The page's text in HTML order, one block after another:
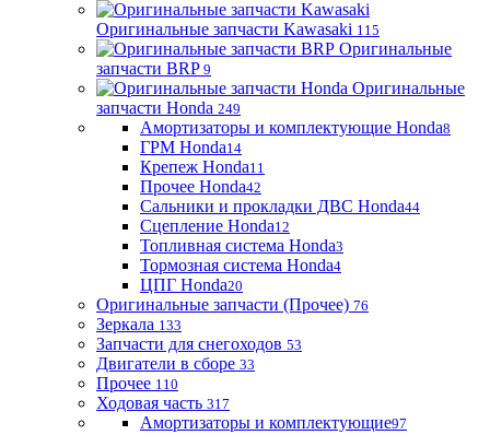
Оригинальные запчасти Kawasaki 115
Оригинальные
запчасти BRP 9
Оригинальные
запчасти Honda 249
Амортизаторы и комплектующие Honda8
ГРМ Honda14
Крепеж Honda11
Прочее Honda42
Сальники и прокладки ДВС Honda44
Сцепление Honda12
Топливная система Honda3
Тормозная система Honda4
ЦПГ Honda20
Оригинальные запчасти (Прочее) 76
Зеркала 133
Запчасти для снегоходов 53
Двигатели в сборе 33
Прочее 110
Ходовая часть 317
Амортизаторы и комплектующие97